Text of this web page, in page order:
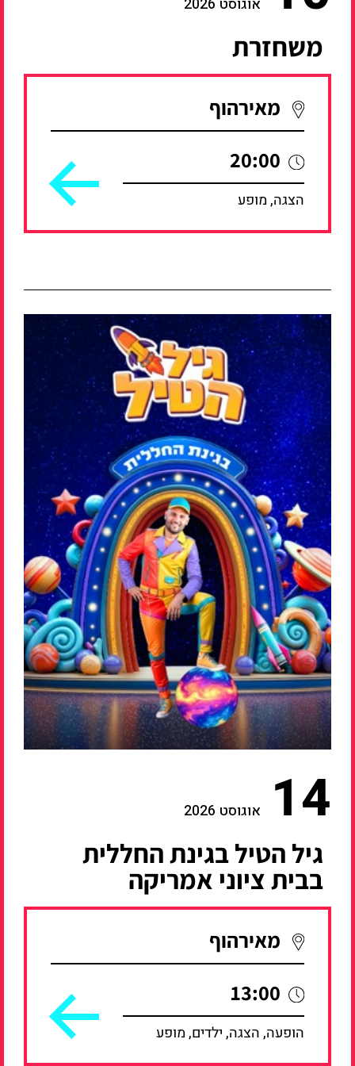
אוגוסט 2026
משחזרת
מאירהוף
20:00
הצגה, מופע
14 אוגוסט 2026
גיל הטיל בגינת החללית
בבית ציוני אמריקה
מאירהוף
13:00
הופעה, הצגה, ילדים, מופע